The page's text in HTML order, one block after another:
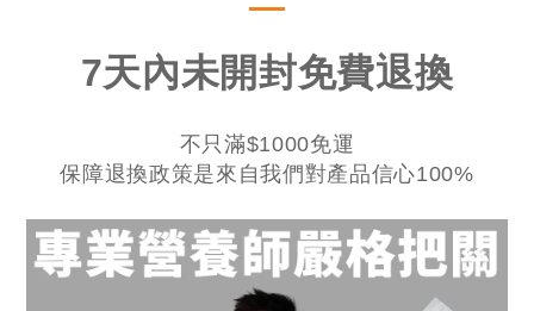
7天內未開封免費退換
不只滿$1000免運
​保障退換政策是來自我們​對產品信心100%